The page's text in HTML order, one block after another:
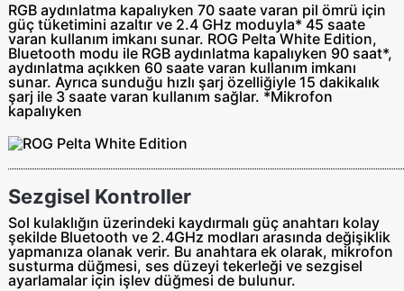
RGB aydınlatma kapalıyken 70 saate varan pil ömrü için
güç tüketimini azaltır ve 2.4 GHz moduyla* 45 saate
varan kullanım imkanı sunar. ROG Pelta White Edition,
Bluetooth modu ile RGB aydınlatma kapalıyken 90 saat*,
aydınlatma açıkken 60 saate varan kullanım imkanı
sunar. Ayrıca sunduğu hızlı şarj özelliğiyle 15 dakikalık
şarj ile 3 saate varan kullanım sağlar. *Mikrofon
kapalıyken
Sezgisel Kontroller
Sol kulaklığın üzerindeki kaydırmalı güç anahtarı kolay
şekilde Bluetooth ve 2.4GHz modları arasında değişiklik
yapmanıza olanak verir. Bu anahtara ek olarak, mikrofon
susturma düğmesi, ses düzeyi tekerleği ve sezgisel
ayarlamalar için işlev düğmesi de bulunur.